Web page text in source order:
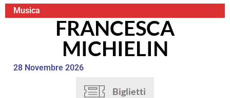
Musica
FRANCESCA
MICHIELIN
28 Novembre 2026
Biglietti